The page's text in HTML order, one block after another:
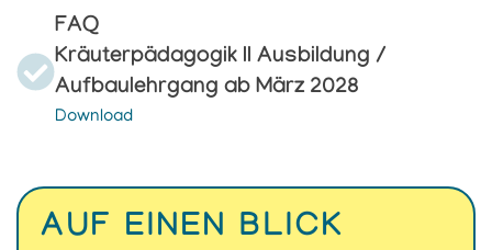
FAQ
Kräuterpädagogik II Ausbildung /
Aufbaulehrgang ab März 2028
Download
AUF EINEN BLICK